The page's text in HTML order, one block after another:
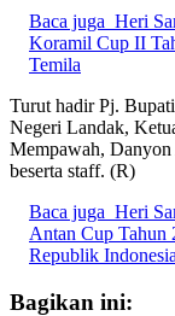
Baca juga Heri
Koramil Cup II
Temila
Turut hadir Pj.
Negeri Landak,
Mempawah,
beserta staff. (R)
Baca juga Heri
Antan Cup Tahun
Republik
Bagikan ini: